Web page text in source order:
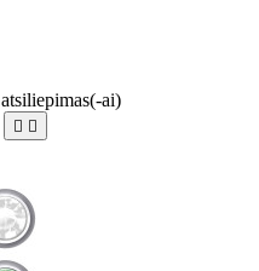
atsiliepimas(-ai)
 